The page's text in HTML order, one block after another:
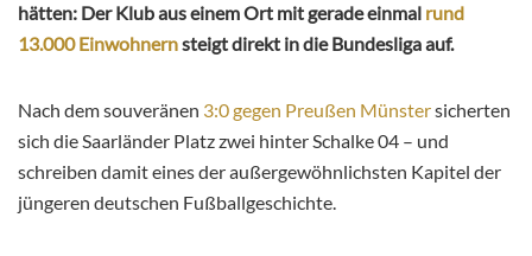
hätten: Der Klub aus einem Ort mit gerade einmal rund
13.000 Einwohnernsteigt direkt in die Bundesliga auf.
Nach dem souveränen 3:0 gegen Preußen Münstersicherten
sich die Saarländer Platz zwei hinter Schalke 04 – und
schreiben damit eines der außergewöhnlichsten Kapitel der
jüngeren deutschen Fußballgeschichte.